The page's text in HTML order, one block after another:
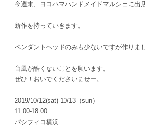
今週末、ヨコハマハンドメイドマルシェに出
新作を持っていきます。
ペンダントヘッドのみも少ないですが作りまし
台風が酷くないことを願います。
ぜひ！おいでくださいませー。
2019/10/12(sat)-10/13（sun）
11:00-18:00
パシフィコ横浜